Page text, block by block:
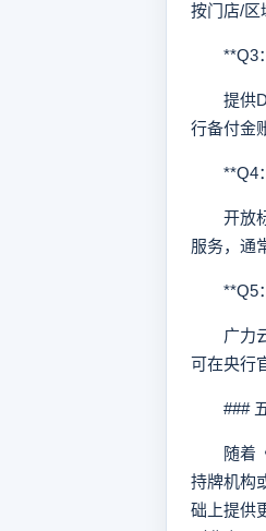
按门店/区
**Q3：
提供D0
行备付金
**Q4：
开放标
服务，通
**Q5：
广力云
可在央行
### 五
随着《
持牌机构
础上提供